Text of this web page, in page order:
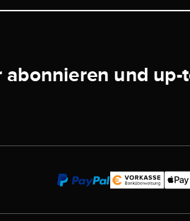
und up-